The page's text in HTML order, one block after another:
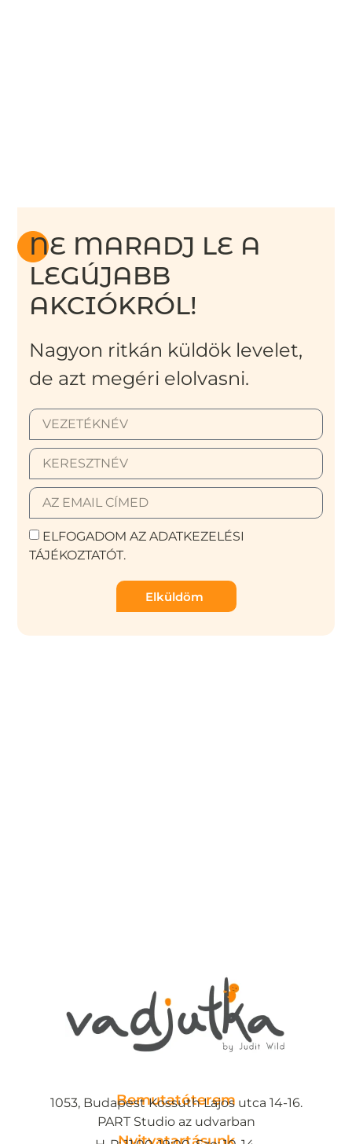
NE MARADJ LE A
LEGÚJABB
AKCIÓKRÓL!
Nagyon ritkán küldök levelet,
de azt megéri elolvasni.
ELFOGADOM AZ ADATKEZELÉSI
TÁJÉKOZTATÓT.
Elküldöm
Bemutatóterem
1053, Budapest Kossuth Lajos utca 14-16.
PART Studio az udvarban